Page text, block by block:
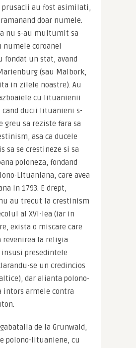
prusacii au fost asimilati,
doar numele.
nu s-au multumit sa
numele coroanei
fondat un stat, avand
(sau Malbork,
in zilele noastre). Au
cu lituanienii
cand ducii lituanieni s-
greu sa reziste fara sa
asa ca ducele
sa se crestineze si sa
poloneza, fondand
Lituaniana, care avea
in 1793. E drept,
au trecut la crestinism
al XVI-lea (iar in
exista o miscare care
la religia
presedintele
se un credincios
dar alianta polono-
intors armele contra
de la Grunwald,
polono-lituaniene, cu